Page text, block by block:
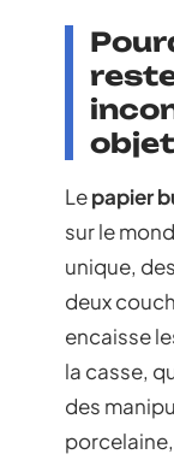
Lepapier
sur le
unique, des
deux
encaisse
la casse,
des